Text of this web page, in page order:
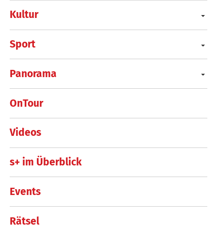
Kultur
Sport
Panorama
OnTour
Videos
s+ im Überblick
Events
Rätsel